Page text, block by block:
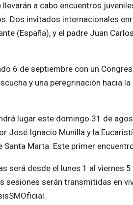
llevarán a cabo encuentros
Dos invitados internacionales
(España), y el padre Juan
6 de septiembre con un
y una peregrinación hacia
lugar este domingo 31 de
José Ignacio Munilla y la
Santa Marta. Este primer
será desde el lunes 1 al viernes
sesiones serán transmitidas en